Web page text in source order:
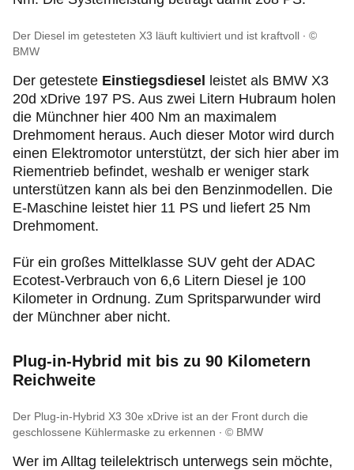
Der Diesel im getesteten X3 läuft kultiviert und ist kraftvoll
©
BMW
Der getestete Einstiegsdiesel
leistet als BMW X3
20d xDrive 197 PS. Aus zwei Litern Hubraum holen
die Münchner hier 400 Nm an maximalem
Drehmoment heraus. Auch dieser Motor wird durch
einen Elektromotor unterstützt, der sich hier aber im
Riementrieb befindet, weshalb er weniger stark
unterstützen kann als bei den Benzinmodellen. Die
E-Maschine leistet hier 11 PS und liefert 25 Nm
Drehmoment.
Für ein großes Mittelklasse SUV geht der ADAC
Ecotest-Verbrauch von 6,6 Litern Diesel je 100
Kilometer in Ordnung. Zum Spritsparwunder wird
der Münchner aber nicht.
Plug‑in-Hybrid mit bis zu 90 Kilometern
Reichweite
Der Plug-in-Hybrid X3 30e xDrive ist an der Front durch die
geschlossene Kühlermaske zu erkennen
© BMW
Wer im Alltag teilelektrisch unterwegs sein möchte,